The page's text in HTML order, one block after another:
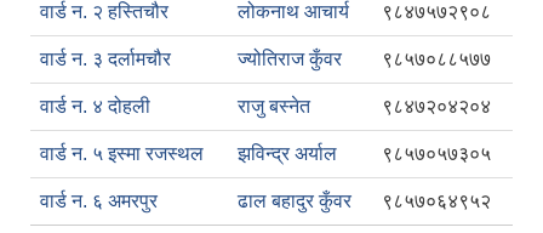
वार्ड न. २ हस्तिचौर लोकनाथ आचार्य ९८४७५७२९०८
वार्ड न. ३ दर्लामचौर ज्योतिराज कुँवर ९८५७०८८५७७
वार्ड न. ४ दोहली राजु बस्नेत ९८४७२०४२०४
वार्ड न. ५ इस्मा रजस्थल झविन्द्र अर्याल ९८५७०५७३०५
वार्ड न. ६ अमरपुर ढाल बहादुर कुँवर ९८५७०६४९५२